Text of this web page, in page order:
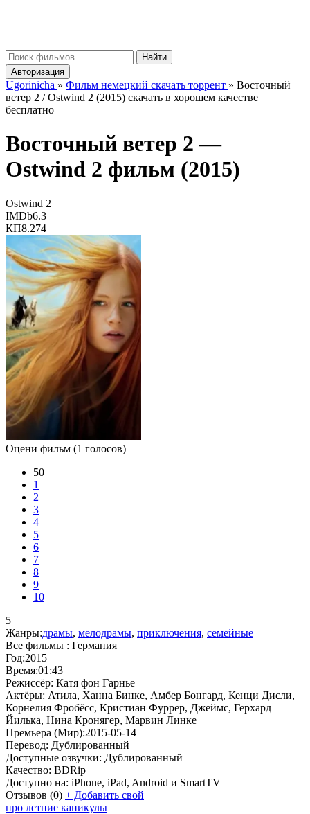
Найти
Авторизация
Ugorinicha » Фильм немецкий скачать торрент » Восточный
ветер 2 / Ostwind 2 (2015) скачать в хорошем качестве
бесплатно
Восточный ветер 2 —
Ostwind 2 фильм (2015)
Ostwind 2
IMDb6.3
КП8.274
Оцени фильм (1 голосов)
50
1
2
3
4
5
6
7
8
9
10
5
Жанры:драмы, мелодрамы, приключения, семейные
Все фильмы : Германия
Год:2015
Время:01:43
Режиссёр: Катя фон Гарнье
Актёры: Атила, Ханна Бинке, Амбер Бонгард, Кенци Дисли,
Корнелия Фробёсс, Кристиан Фуррер, Джеймс, Герхард
Йилька, Нина Кронягер, Марвин Линке
Премьера (Мир):2015-05-14
Перевод: Дублированный
Доступные озвучки: Дублированный
Качество: BDRip
Доступно на: iPhone, iPad, Android и SmartTV
Отзывов (0) + Добавить свой
про летние каникулы